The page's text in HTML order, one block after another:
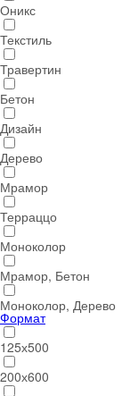
Оникс
Текстиль
Травертин
Бетон
Дизайн
Дерево
Мрамор
Терраццо
Моноколор
Мрамор, Бетон
Моноколор, Дерево
Формат
125х500
200х600